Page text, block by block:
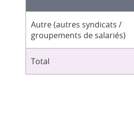
Autre (autres syndicats /
groupements de salariés)
Total